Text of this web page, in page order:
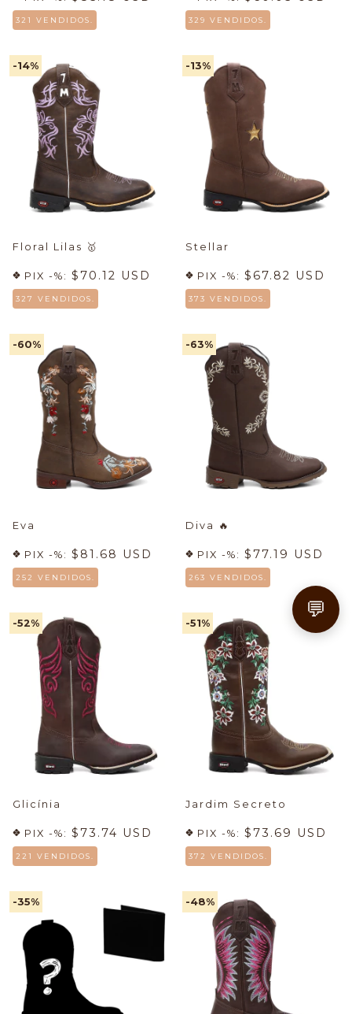
321 VENDIDOS. 329 VENDIDOS.
-14%
Floral Lilas 🥇
PIX -%: $70.12 USD
327 VENDIDOS.
-13%
Stellar
PIX -%: $67.82 USD
373 VENDIDOS.
-60%
Eva
PIX -%: $81.68 USD
252 VENDIDOS.
-63%
Diva 🔥
PIX -%: $77.19 USD
263 VENDIDOS.
-52%
Glicínia
PIX -%: $73.74 USD
221 VENDIDOS.
-51%
Jardim Secreto
PIX -%: $73.69 USD
372 VENDIDOS.
-35% -48%
💬